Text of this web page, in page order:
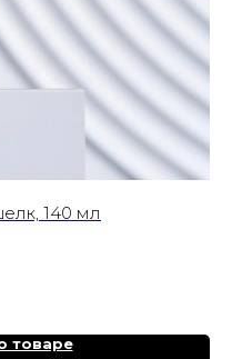
140 мл
товаре